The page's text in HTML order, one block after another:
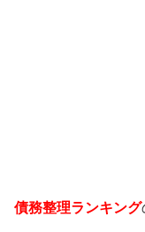
債務整理ランキング